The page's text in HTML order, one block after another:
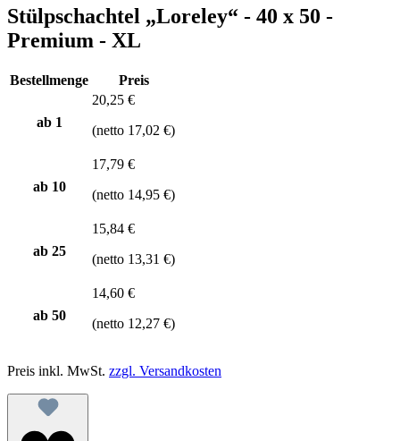
Stülpschachtel „Loreley“ - 40 x 50 -
Premium - XL
Bestellmenge Preis
ab 1
20,25 €
(netto 17,02 €)
ab 10
17,79 €
(netto 14,95 €)
ab 25
15,84 €
(netto 13,31 €)
ab 50
14,60 €
(netto 12,27 €)
Preis inkl. MwSt. zzgl. Versandkosten